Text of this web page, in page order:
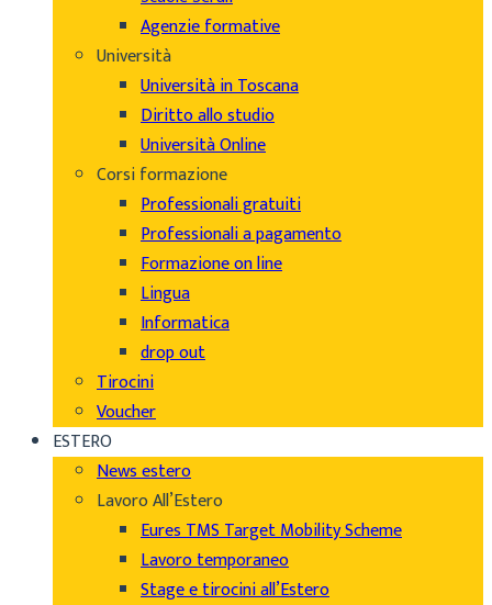
Agenzie formative
Università
Università in Toscana
Diritto allo studio
Università Online
Corsi formazione
Professionali gratuiti
Professionali a pagamento
Formazione on line
Lingua
Informatica
drop out
Tirocini
Voucher
ESTERO
News estero
Lavoro All’Estero
Eures TMS Target Mobility Scheme
Lavoro temporaneo
Stage e tirocini all’Estero